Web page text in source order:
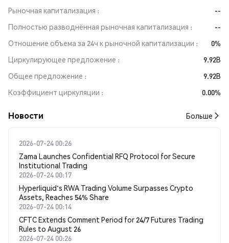
Рыночная капитализация
--
Полностью разводнённая рыночная капитализация
--
Отношение объема за 24ч к рыночной капитализации
0%
Циркулирующее предложение
9.92B
Общее предложение
9.92B
Коэффициент циркуляции
0.00%
Новости Больше
2026-07-24 00:26
Zama Launches Confidential RFQ Protocol for Secure
Institutional Trading
2026-07-24 00:17
Hyperliquid's RWA Trading Volume Surpasses Crypto
Assets, Reaches 54% Share
2026-07-24 00:14
CFTC Extends Comment Period for 24/7 Futures Trading
Rules to August 26
2026-07-24 00:26